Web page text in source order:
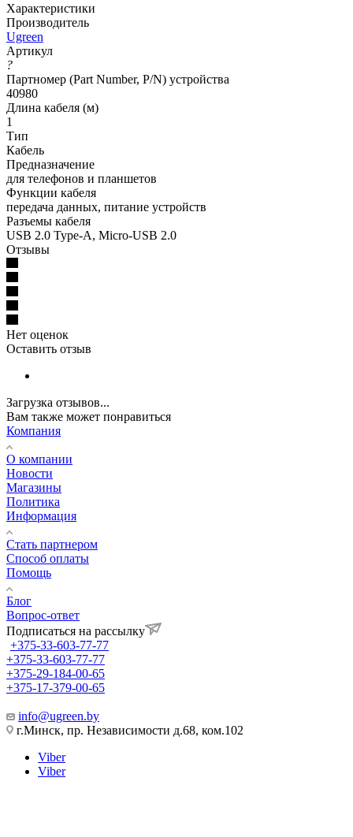
Характеристики
Производитель
Ugreen
Артикул
?
Партномер (Part Number, P/N) устройства
40980
Длина кабеля (м)
1
Тип
Кабель
Предназначение
для телефонов и планшетов
Функции кабеля
передача данных, питание устройств
Разъемы кабеля
USB 2.0 Type-A, Micro-USB 2.0
Отзывы
Нет оценок
Оставить отзыв
Загрузка отзывов...
Вам также может понравиться
Компания
О компании
Новости
Магазины
Политика
Информация
Стать партнером
Способ оплаты
Помощь
Блог
Вопрос-ответ
Подписаться на рассылку
+375-33-603-77-77
+375-33-603-77-77
+375-29-184-00-65
+375-17-379-00-65
info@ugreen.by
г.Минск, пр. Независимости д.68, ком.102
Viber
Viber